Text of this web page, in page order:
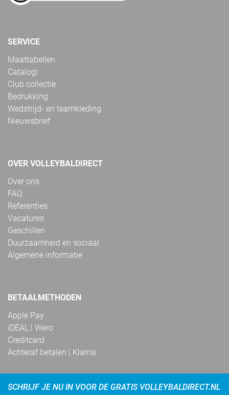
SERVICE
Maattabellen
Catalogi
Club collectie
Bedrukking
Wedstrijd- en teamkleding
Nieuwsbrief
OVER VOLLEYBALDIRECT
Over ons
FAQ
Referenties
Vacatures
Geschillen
Duurzaamheid en sociaal
Algemene informatie
BETAALMETHODEN
Apple Pay
iDEAL | Wero
Creditcard
Achteraf betalen | Klarna
SCHRIJF JE NU IN VOOR DE GRATIS VOLLEYBALDIRECT.NL